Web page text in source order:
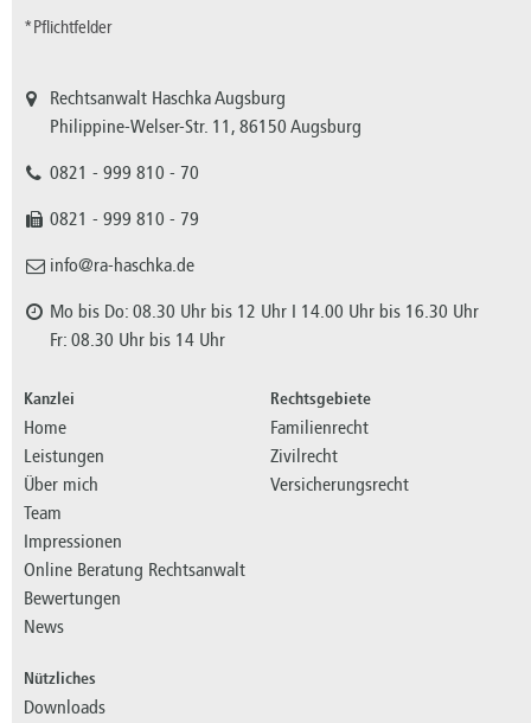
*Pflichtfelder
Rechtsanwalt Haschka Augsburg
Philippine-Welser-Str. 11, 86150 Augsburg
0821 - 999 810 - 70
0821 - 999 810 - 79
info@ra-haschka.de
Mo bis Do: 08.30 Uhr bis 12 Uhr I 14.00 Uhr bis 16.30 Uhr
Fr: 08.30 Uhr bis 14 Uhr
Kanzlei
Home
Leistungen
Über mich
Team
Impressionen
Online Beratung Rechtsanwalt
Bewertungen
News
Rechtsgebiete
Familienrecht
Zivilrecht
Versicherungsrecht
Nützliches
Downloads